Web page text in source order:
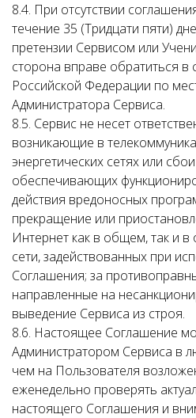
8.4. При отсутствии
течение 35 (Тридцати пяти)
претензии Сервисом или
сторона вправе обратиться в
Российской Федерации по
Администратора Сервиса.
8.5. Сервис не несет
возникающие в
энергетических сетях или
обеспечивающих
действия вредоносных
прекращение или
Интернет как в общем, так и в
сети, задействованных при
Соглашения; за
направленные на
выведение Сервиса из строя.
8.6. Настоящее Соглашение
Администратором Сервиса в
чем на Пользователя
еженедельно проверять
настоящего Соглашения и